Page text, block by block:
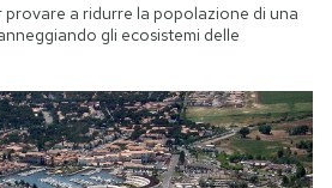
a ridurre la popolazione di una
gli ecosistemi delle